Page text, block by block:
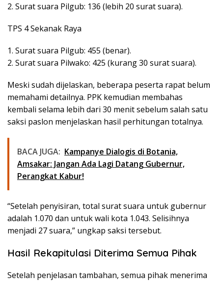
2. Surat suara Pilgub: 136 (lebih 20 surat suara).
TPS 4 Sekanak Raya
1. Surat suara Pilgub: 455 (benar).
2. Surat suara Pilwako: 425 (kurang 30 surat suara).
Meski sudah dijelaskan, beberapa peserta rapat belum
memahami detailnya. PPK kemudian membahas
kembali selama lebih dari 30 menit sebelum salah satu
saksi paslon menjelaskan hasil perhitungan totalnya.
BACA JUGA: Kampanye Dialogis di Botania,
Amsakar: Jangan Ada Lagi Datang Gubernur,
Perangkat Kabur!
“Setelah penyisiran, total surat suara untuk gubernur
adalah 1.070 dan untuk wali kota 1.043. Selisihnya
menjadi 27 suara,” ungkap saksi tersebut.
Hasil Rekapitulasi Diterima Semua Pihak
Setelah penjelasan tambahan, semua pihak menerima